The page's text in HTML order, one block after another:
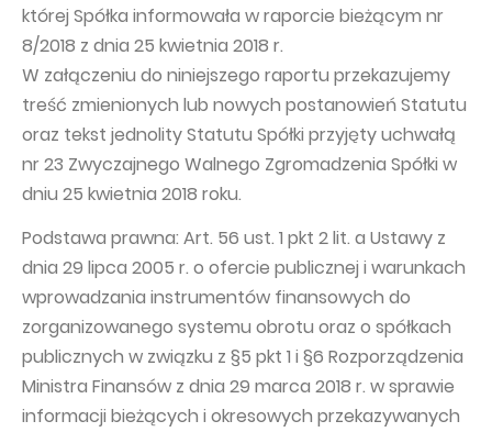
Rada Nadzorcza
Struktura Grupy Kapitałowej
Biegły rewident
Walne zgromadzenie
Dobre praktyki
Polityka wynagrodzeń
której Spółka informowała w raporcie bieżącym nr
8/2018 z dnia 25 kwietnia 2018 r.
W załączeniu do niniejszego raportu przekazujemy
treść zmienionych lub nowych postanowień Statutu
oraz tekst jednolity Statutu Spółki przyjęty uchwałą
nr 23 Zwyczajnego Walnego Zgromadzenia Spółki w
dniu 25 kwietnia 2018 roku.
Podstawa prawna: Art. 56 ust. 1 pkt 2 lit. a Ustawy z
dnia 29 lipca 2005 r. o ofercie publicznej i warunkach
wprowadzania instrumentów finansowych do
zorganizowanego systemu obrotu oraz o spółkach
publicznych w związku z §5 pkt 1 i §6 Rozporządzenia
Ministra Finansów z dnia 29 marca 2018 r. w sprawie
informacji bieżących i okresowych przekazywanych